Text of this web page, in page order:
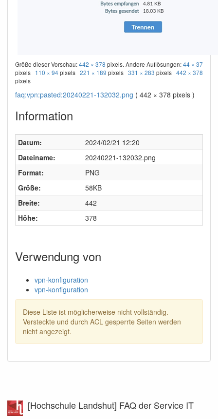
Größe dieser Vorschau:442 × 378 pixels. Andere Auflösungen:44 × 37
pixels 110 × 94pixels 221 × 189 pixels 331 × 283 pixels 442 × 378
pixels
faq:vpn:pasted:20240221-132032.png ( 442 × 378 pixels )
Information
Datum:
2024/02/21 12:20
Dateiname:
20240221-132032.png
Format:
PNG
Größe:
58KB
Breite:
442
Höhe:
378
Verwendung von
vpn-konfiguration
vpn-konfiguration
Diese Liste ist möglicherweise nicht vollständig.
Versteckte und durch ACL gesperrte Seiten werden
nicht angezeigt.
[Hochschule Landshut] FAQ der Service IT